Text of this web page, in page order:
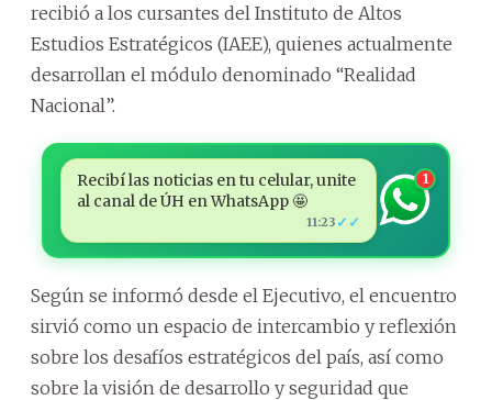
recibió a los cursantes del Instituto de Altos
Estudios Estratégicos (IAEE), quienes actualmente
desarrollan el módulo denominado “Realidad
Nacional”.
Recibí las noticias en tu celular, unite
al canal de ÚH en WhatsApp 🤩
11:23 ✓✓
1
Según se informó desde el Ejecutivo, el encuentro
sirvió como un espacio de intercambio y reflexión
sobre los desafíos estratégicos del país, así como
sobre la visión de desarrollo y seguridad que